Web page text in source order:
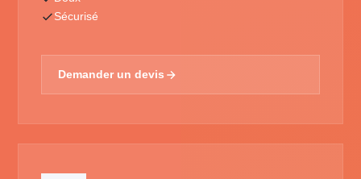
Sécurisé
Demander un devis